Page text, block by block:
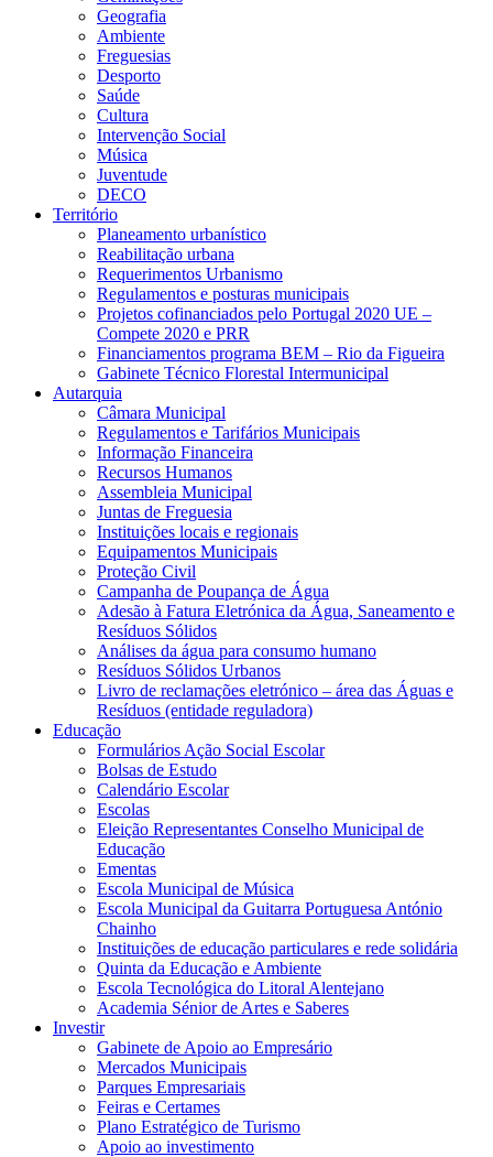
Geografia
Ambiente
Freguesias
Desporto
Saúde
Cultura
Intervenção Social
Música
Juventude
DECO
Território
Planeamento urbanístico
Reabilitação urbana
Requerimentos Urbanismo
Regulamentos e posturas municipais
Projetos cofinanciados pelo Portugal 2020 UE –
Compete 2020 e PRR
Financiamentos programa BEM – Rio da Figueira
Gabinete Técnico Florestal Intermunicipal
Autarquia
Câmara Municipal
Regulamentos e Tarifários Municipais
Informação Financeira
Recursos Humanos
Assembleia Municipal
Juntas de Freguesia
Instituições locais e regionais
Equipamentos Municipais
Proteção Civil
Campanha de Poupança de Água
Adesão à Fatura Eletrónica da Água, Saneamento e
Resíduos Sólidos
Análises da água para consumo humano
Resíduos Sólidos Urbanos
Livro de reclamações eletrónico – área das Águas e
Resíduos (entidade reguladora)
Educação
Formulários Ação Social Escolar
Bolsas de Estudo
Calendário Escolar
Escolas
Eleição Representantes Conselho Municipal de
Educação
Ementas
Escola Municipal de Música
Escola Municipal da Guitarra Portuguesa António
Chainho
Instituições de educação particulares e rede solidária
Quinta da Educação e Ambiente
Escola Tecnológica do Litoral Alentejano
Academia Sénior de Artes e Saberes
Investir
Gabinete de Apoio ao Empresário
Mercados Municipais
Parques Empresariais
Feiras e Certames
Plano Estratégico de Turismo
Apoio ao investimento